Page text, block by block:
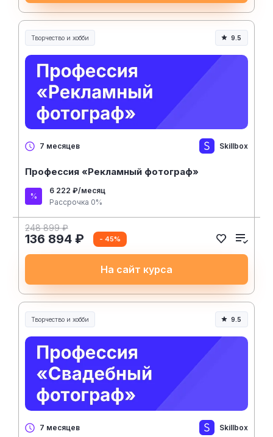
Творчество и хобби
Творчество, контент и хобби
9.5
7 месяцев Skillbox
Профессия «Рекламный фотограф»
6 222 ₽/месяц
Рассрочка 0%
248 899 ₽
136 894 ₽ - 45%
На сайт курса
Творчество и хобби
Творчество, контент и хобби
9.5
7 месяцев Skillbox